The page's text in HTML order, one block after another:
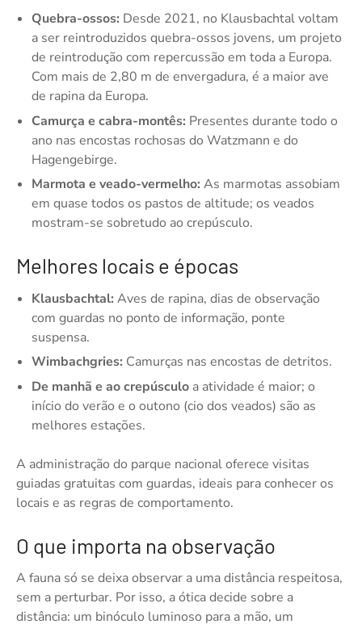
Quebra-ossos: Desde 2021, no Klausbachtal voltam
a ser reintroduzidos quebra-ossos jovens, um projeto
de reintrodução com repercussão em toda a Europa.
Com mais de 2,80 m de envergadura, é a maior ave
de rapina da Europa.
Camurça e cabra-montês: Presentes durante todo o
ano nas encostas rochosas do Watzmann e do
Hagengebirge.
Marmota e veado-vermelho: As marmotas assobiam
em quase todos os pastos de altitude; os veados
mostram-se sobretudo ao crepúsculo.
Melhores locais e épocas
Klausbachtal: Aves de rapina, dias de observação
com guardas no ponto de informação, ponte
suspensa.
Wimbachgries: Camurças nas encostas de detritos.
De manhã e ao crepúsculo a atividade é maior; o
início do verão e o outono (cio dos veados) são as
melhores estações.
A administração do parque nacional oferece visitas
guiadas gratuitas com guardas, ideais para conhecer os
locais e as regras de comportamento.
O que importa na observação
A fauna só se deixa observar a uma distância respeitosa,
sem a perturbar. Por isso, a ótica decide sobre a
distância: um binóculo luminoso para a mão, um